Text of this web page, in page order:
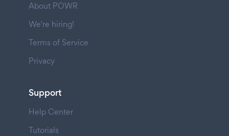
About POWR
We're hiring!
Terms of Service
Privacy
Support
Help Center
Tutorials